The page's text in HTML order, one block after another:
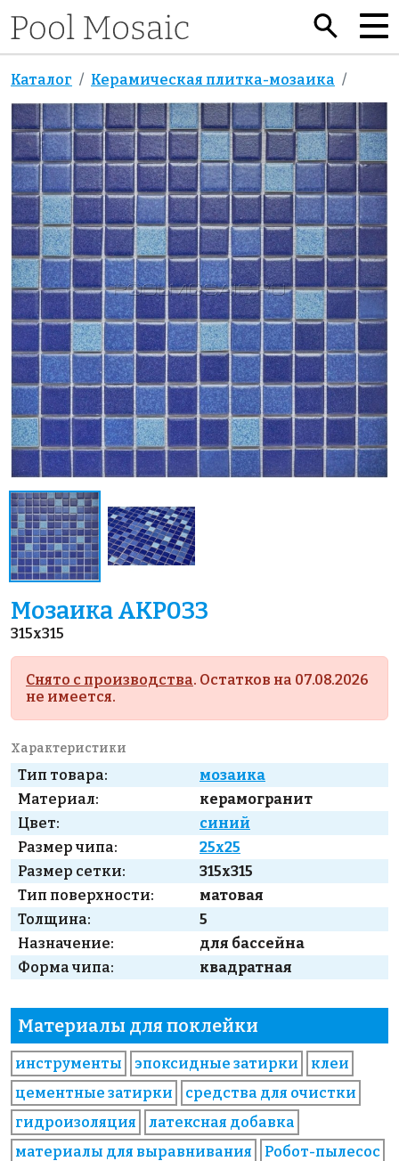
Каталог Керамическая плитка-мозаика
Мозаика AKP033
315x315
Снято с производства. Остатков на 07.08.2026
не имеется.
Характеристики
Тип товара:
мозаика
Материал:
керамогранит
Цвет:
синий
Размер чипа:
25x25
Размер сетки:
315x315
Тип поверхности:
матовая
Толщина:
5
Назначение:
для бассейна
Форма чипа:
квадратная
Материалы для поклейки
инструменты эпоксидные затирки
клеи
цементные затирки
средства для очистки
гидроизоляция
латексная добавка
материалы для выравнивания
Робот-пылесос